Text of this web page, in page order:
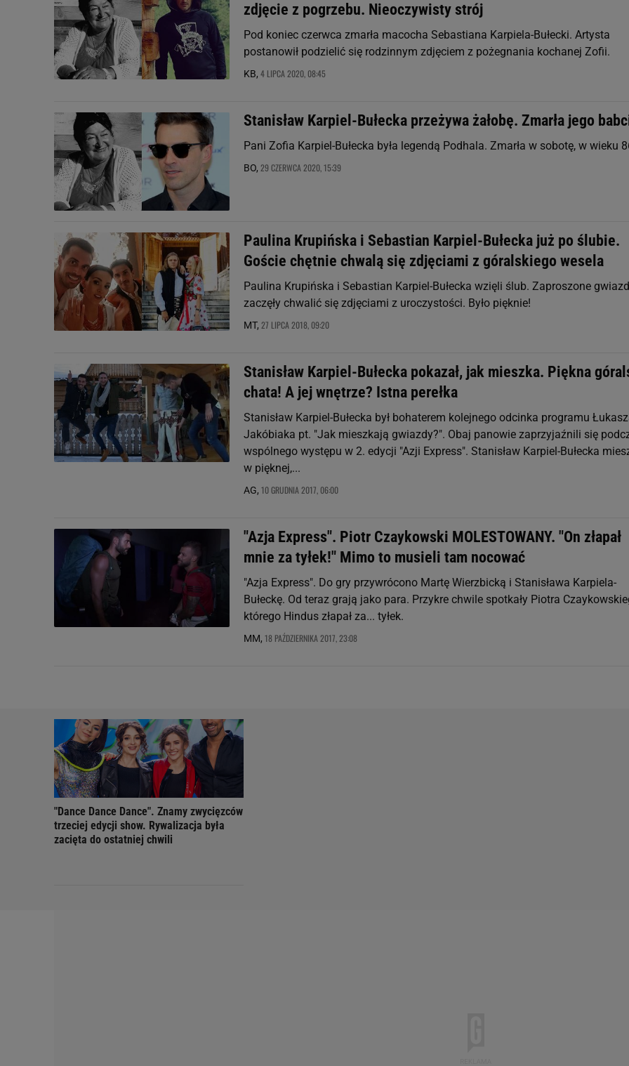
zdjęcie z pogrzebu. Nieoczywisty strój
Pod koniec czerwca zmarła macocha Sebastiana Karpiela-Bułecki. Artysta
postanowił podzielić się rodzinnym zdjęciem z pożegnania kochanej Zofii.
KB, 4 LIPCA 2020, 08:45
Stanisław Karpiel-Bułecka przeżywa żałobę. Zmarła jego
Pani Zofia Karpiel-Bułecka była legendą Podhala. Zmarła w sobotę, w wieku
BO, 29 CZERWCA 2020, 15:39
Paulina Krupińska i Sebastian Karpiel-Bułecka już po ślubie.
Goście chętnie chwalą się zdjęciami z góralskiego wesela
Paulina Krupińska i Sebastian Karpiel-Bułecka wzięli ślub. Zaproszone
zaczęły chwalić się zdjęciami z uroczystości. Było pięknie!
MT, 27 LIPCA 2018, 09:20
Stanisław Karpiel-Bułecka pokazał, jak mieszka. Piękna
chata! A jej wnętrze? Istna perełka
Stanisław Karpiel-Bułecka był bohaterem kolejnego odcinka programu
Jakóbiaka pt. "Jak mieszkają gwiazdy?". Obaj panowie zaprzyjaźnili się
wspólnego występu w 2. edycji "Azji Express". Stanisław Karpiel-Bułecka
w pięknej,...
AG, 10 GRUDNIA 2017, 06:00
"Azja Express". Piotr Czaykowski MOLESTOWANY. "On złapał
mnie za tyłek!" Mimo to musieli tam nocować
"Azja Express". Do gry przywrócono Martę Wierzbicką i Stanisława Karpiela-
Bułeckę. Od teraz grają jako para. Przykre chwile spotkały Piotra
którego Hindus złapał za... tyłek.
MM, 18 PAŹDZIERNIKA 2017, 23:08
"Dance Dance Dance". Znamy zwycięzców
trzeciej edycji show. Rywalizacja była
zacięta do ostatniej chwili